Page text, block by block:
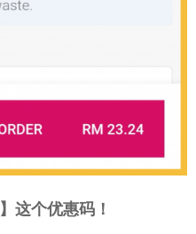
这个优惠码！